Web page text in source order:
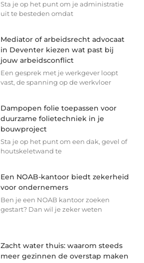
Sta je op het punt om je administratie
uit te besteden omdat
Mediator of arbeidsrecht advocaat
in Deventer kiezen wat past bij
jouw arbeidsconflict
Een gesprek met je werkgever loopt
vast, de spanning op de werkvloer
Dampopen folie toepassen voor
duurzame folietechniek in je
bouwproject
Sta je op het punt om een dak, gevel of
houtskeletwand te
Een NOAB-kantoor biedt zekerheid
voor ondernemers
Ben je een NOAB kantoor zoeken
gestart? Dan wil je zeker weten
Zacht water thuis: waarom steeds
meer gezinnen de overstap maken